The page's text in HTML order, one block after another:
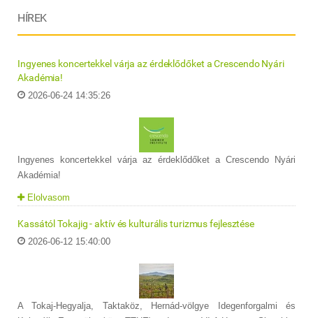
HÍREK
Ingyenes koncertekkel várja az érdeklődőket a Crescendo Nyári
Akadémia!
2026-06-24 14:35:26
Ingyenes koncertekkel várja az érdeklődőket a Crescendo Nyári
Akadémia!
Elolvasom
Kassától Tokajig - aktív és kulturális turizmus fejlesztése
2026-06-12 15:40:00
A Tokaj-Hegyalja, Taktaköz, Hernád-völgye Idegenforgalmi és